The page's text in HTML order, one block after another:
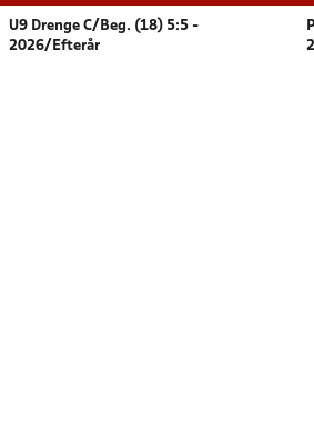
U9 Drenge C/Beg. (18) 5:5 -
2026/Efterår